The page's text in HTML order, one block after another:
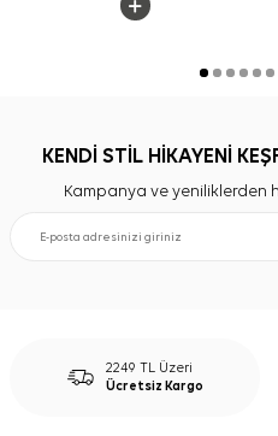
KENDİ STİL HİKAYENİ
Kampanya ve yeniliklerden
2249 TL Üzeri
Ücretsiz Kargo